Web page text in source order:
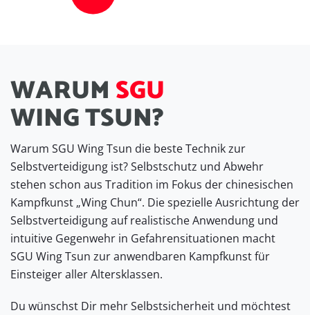
WARUM SGU
WINGTSUN?
Warum SGU Wing Tsun die beste Technik zur
Selbstverteidigung ist? Selbstschutz und Abwehr
stehen schon aus Tradition im Fokus der chinesischen
Kampfkunst „Wing Chun“. Die spezielle Ausrichtung der
Selbstverteidigung auf realistische Anwendung und
intuitive Gegenwehr in Gefahrensituationen macht
SGU Wing Tsun zur anwendbaren Kampfkunst für
Einsteiger aller Altersklassen.
Du wünschst Dir mehr Selbstsicherheit und möchtest